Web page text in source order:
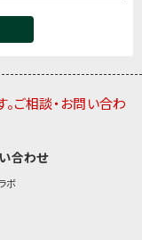
ご相談・お問い合わ
合わせ
ボ